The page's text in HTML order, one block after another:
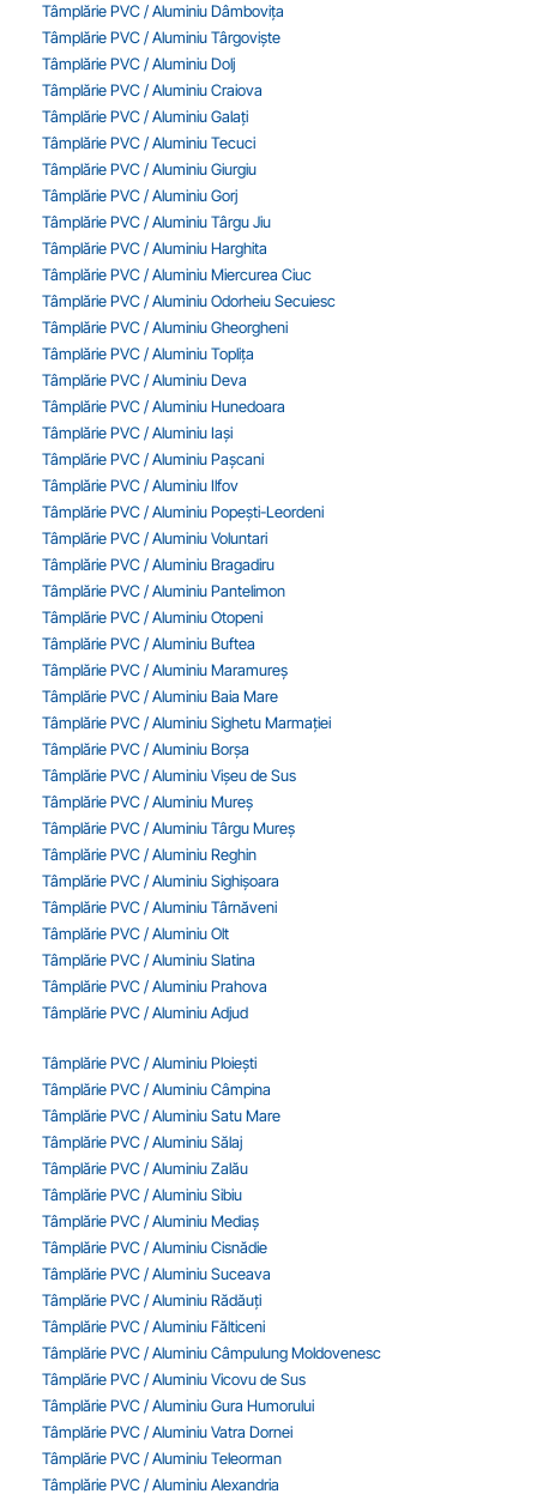
Tâmplărie PVC / Aluminiu Dâmbovița
Tâmplărie PVC / Aluminiu Târgoviște
Tâmplărie PVC / Aluminiu Dolj
Tâmplărie PVC / Aluminiu Craiova
Tâmplărie PVC / Aluminiu Galați
Tâmplărie PVC / Aluminiu Tecuci
Tâmplărie PVC / Aluminiu Giurgiu
Tâmplărie PVC / Aluminiu Gorj
Tâmplărie PVC / Aluminiu Târgu Jiu
Tâmplărie PVC / Aluminiu Harghita
Tâmplărie PVC / Aluminiu Miercurea Ciuc
Tâmplărie PVC / Aluminiu Odorheiu Secuiesc
Tâmplărie PVC / Aluminiu Gheorgheni
Tâmplărie PVC / Aluminiu Toplița
Tâmplărie PVC / Aluminiu Deva
Tâmplărie PVC / Aluminiu Hunedoara
Tâmplărie PVC / Aluminiu Iași
Tâmplărie PVC / Aluminiu Pașcani
Tâmplărie PVC / Aluminiu Ilfov
Tâmplărie PVC / Aluminiu Popești-Leordeni
Tâmplărie PVC / Aluminiu Voluntari
Tâmplărie PVC / Aluminiu Bragadiru
Tâmplărie PVC / Aluminiu Pantelimon
Tâmplărie PVC / Aluminiu Otopeni
Tâmplărie PVC / Aluminiu Buftea
Tâmplărie PVC / Aluminiu Maramureș
Tâmplărie PVC / Aluminiu Baia Mare
Tâmplărie PVC / Aluminiu Sighetu Marmației
Tâmplărie PVC / Aluminiu Borșa
Tâmplărie PVC / Aluminiu Vișeu de Sus
Tâmplărie PVC / Aluminiu Mureș
Tâmplărie PVC / Aluminiu Târgu Mureș
Tâmplărie PVC / Aluminiu Reghin
Tâmplărie PVC / Aluminiu Sighișoara
Tâmplărie PVC / Aluminiu Târnăveni
Tâmplărie PVC / Aluminiu Olt
Tâmplărie PVC / Aluminiu Slatina
Tâmplărie PVC / Aluminiu Prahova
Tâmplărie PVC / Aluminiu Adjud
Tâmplărie PVC / Aluminiu Ploiești
Tâmplărie PVC / Aluminiu Câmpina
Tâmplărie PVC / Aluminiu Satu Mare
Tâmplărie PVC / Aluminiu Sălaj
Tâmplărie PVC / Aluminiu Zalău
Tâmplărie PVC / Aluminiu Sibiu
Tâmplărie PVC / Aluminiu Mediaș
Tâmplărie PVC / Aluminiu Cisnădie
Tâmplărie PVC / Aluminiu Suceava
Tâmplărie PVC / Aluminiu Rădăuți
Tâmplărie PVC / Aluminiu Fălticeni
Tâmplărie PVC / Aluminiu Câmpulung Moldovenesc
Tâmplărie PVC / Aluminiu Vicovu de Sus
Tâmplărie PVC / Aluminiu Gura Humorului
Tâmplărie PVC / Aluminiu Vatra Dornei
Tâmplărie PVC / Aluminiu Teleorman
Tâmplărie PVC / Aluminiu Alexandria